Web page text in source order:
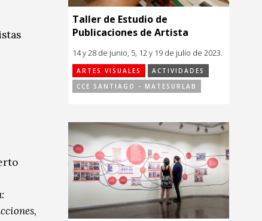
Taller de Estudio de
Publicaciones de Artista
14 y 28 de junio, 5, 12 y 19 de julio de 2023.
ARTES VISUALES
ACTIVIDADES
CCE SANTIAGO - MATESURLAB